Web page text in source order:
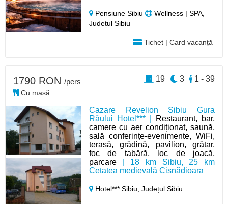
Pensiune Sibiu
Wellness | SPA,
Județul Sibiu
Tichet | Card vacanță
Cazare Revelion Sibiu Gura
Râului Hotel*** |
Restaurant, bar,
camere cu aer condiționat, saună,
sală conferințe-evenimente, WiFi,
terasă, grădină, pavilion, grătar,
foc de tabără, loc de joacă,
parcare | 18 km Sibiu, 25 km
Cetatea medievală Cisnădioara
Hotel*** Sibiu,Județul Sibiu
1790 RON /pers
Cu masă
1 - 39
3
19